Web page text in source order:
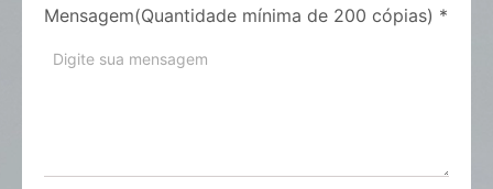
Mensagem(Quantidade mínima de 200 cópias) *